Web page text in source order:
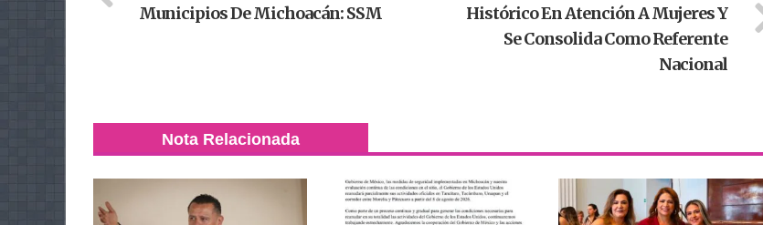
Municipios De Michoacán: SSM
Histórico En Atención A Mujeres Y
Se Consolida Como Referente
Nacional
Nota Relacionada